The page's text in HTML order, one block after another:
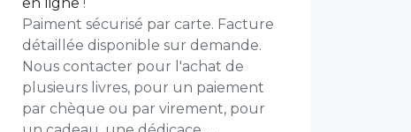
Paiment sécurisé par carte. Facture
détaillée disponible sur demande.
Nous contacter pour l'achat de
plusieurs livres, pour un paiement
par chèque ou par virement, pour